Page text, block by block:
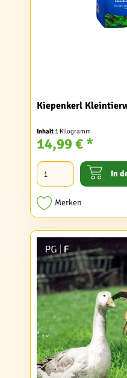
Kiepenkerl
Inhalt 1 Kilogramm
14,99 € *
In
Merken